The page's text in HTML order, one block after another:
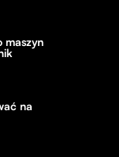
maszyn
na